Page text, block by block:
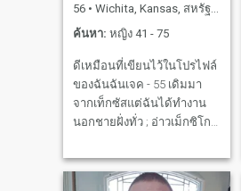
56 • Wichita, Kansas, สหรัฐอเมริกา
ค้นหา: หญิง 41 - 75
ดีเหมือนที่เขียนไว้ในโปรไฟล์
ของฉันฉันเจค - 55 เดิมมา
จากเท็กซัสแต่ฉันได้ทำงาน
นอกชายฝั่งทั่ว ; อ่าวเม็กซิโก,
ฉันอยู่ในแหล่งน้ำมันและก๊าซ
มานานกว่า 20 ปีเริ่มต้นจาก